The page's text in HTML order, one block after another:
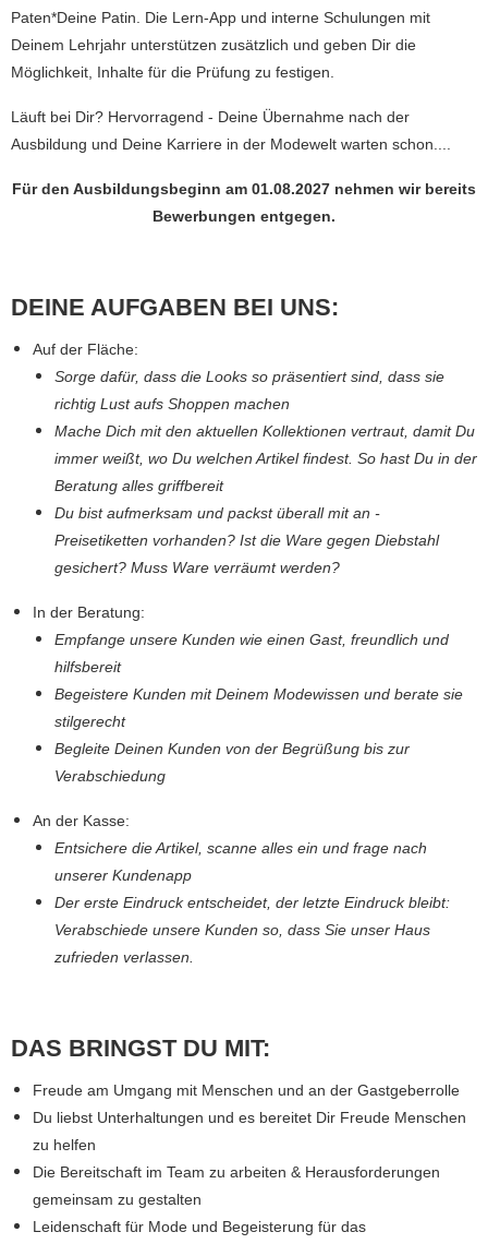
Paten*Deine Patin. Die Lern-App und interne Schulungen mit
Deinem Lehrjahr unterstützen zusätzlich und geben Dir die
Möglichkeit, Inhalte für die Prüfung zu festigen.
Läuft bei Dir? Hervorragend - Deine Übernahme nach der
Ausbildung und Deine Karriere in der Modewelt warten schon....
Für den Ausbildungsbeginn am 01.08.2027 nehmen wir bereits
Bewerbungen entgegen.
DEINE AUFGABEN BEI UNS:
Auf der Fläche:
Sorge dafür, dass die Looks so präsentiert sind, dass sie
richtig Lust aufs Shoppen machen
Mache Dich mit den aktuellen Kollektionen vertraut, damit Du
immer weißt, wo Du welchen Artikel findest. So hast Du in der
Beratung alles griffbereit
Du bist aufmerksam und packst überall mit an -
Preisetiketten vorhanden? Ist die Ware gegen Diebstahl
gesichert? Muss Ware verräumt werden?
In der Beratung:
​Empfange unsere Kunden wie einen Gast, freundlich und
hilfsbereit
Begeistere Kunden mit Deinem Modewissen und berate sie
stilgerecht
Begleite Deinen Kunden von der Begrüßung bis zur
Verabschiedung
An der Kasse:
​Entsichere die Artikel, scanne alles ein und frage nach
unserer Kundenapp
Der erste Eindruck entscheidet, der letzte Eindruck bleibt:
Verabschiede unsere Kunden so, dass Sie unser Haus
zufrieden verlassen.
DAS BRINGST DU MIT:
Freude am Umgang mit Menschen und an der Gastgeberrolle
Du liebst Unterhaltungen und es bereitet Dir Freude Menschen
zu helfen
Die Bereitschaft im Team zu arbeiten & Herausforderungen
gemeinsam zu gestalten
Leidenschaft für Mode und Begeisterung für das